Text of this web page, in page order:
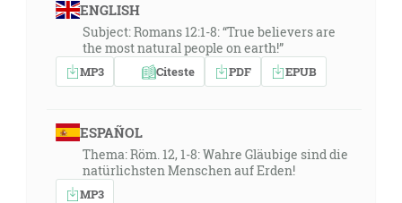
ENGLISH
Subject: Romans 12:1-8: “True believers are
the most natural people on earth!”
MP3 Citeste PDF EPUB
ESPAÑOL
Thema: Röm. 12, 1-8: Wahre Gläubige sind die
natürlichsten Menschen auf Erden!
MP3